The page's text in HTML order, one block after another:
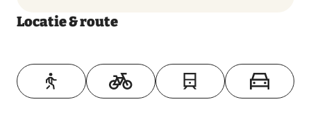
Locatie & route
Toon op kaart